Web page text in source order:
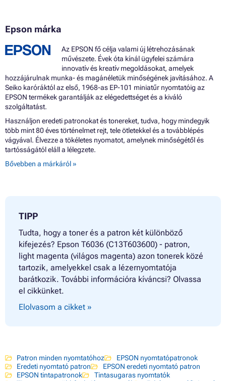
Epson márka
Az EPSON fő célja valami új létrehozásának
művészete. Évek óta kínál ügyfelei számára
innovatív és kreatív megoldásokat, amelyek
hozzájárulnak munka- és magánéletük minőségének javításához. A
Seiko karóráktól az első, 1968-as EP-101 miniatűr nyomtatóig az
EPSON termékek garantálják az elégedettséget és a kiváló
szolgáltatást.
Használjon eredeti patronokat és tonereket, tudva, hogy mindegyik
több mint 80 éves történelmet rejt, tele ötletekkel és a továbblépés
vágyával. Élvezze a tökéletes nyomatot, amelynek minőségétől és
tartósságától eláll a lélegzete.
Bővebben a márkáról »
TIPP
Tudta, hogy a toner és a patron két különböző
kifejezés? Epson T6036 (C13T603600) - patron,
light magenta (világos magenta) azon tonerek közé
tartozik, amelyekkel csak a lézernyomtatója
barátkozik. További információra kíváncsi? Olvassa
el cikkünket.
Elolvasom a cikket »
Patron minden nyomtatóhoz
EPSON nyomtatópatronok
Eredeti nyomtató patron
EPSON eredeti nyomtató patron
EPSON tintapatronok
Tintasugaras nyomtatók